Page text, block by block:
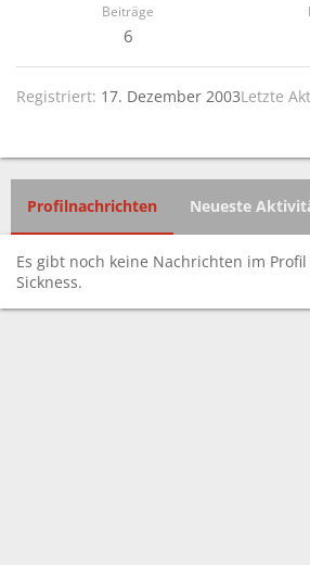
Beiträge
6
Registriert 17. Dezember 2003Letzte
Profilnachrichten Neueste
Es gibt noch keine Nachrichten im
Sickness.